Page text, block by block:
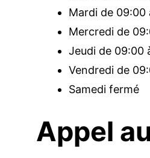
Mardi de 09:00
Mercredi de
Jeudi de 09:00
Vendredi de
Samedi fermé
Appel